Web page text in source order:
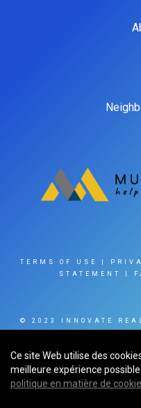
TERMS OF USE
STATEMENT
© 2023 INNOVATE
Ce site Web utilise des
meilleure expérience possible.
politique en matière de